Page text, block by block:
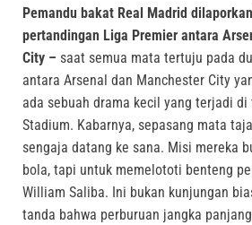
Pemandu bakat Real Madrid
pertandingan Liga Premier antara
City – saat semua mata tertuju pada
antara Arsenal dan Manchester City
ada sebuah drama kecil yang terjadi
Stadium. Kabarnya, sepasang mata
sengaja datang ke sana. Misi mereka
bola, tapi untuk memelototi benteng
William Saliba. Ini bukan kunjungan
tanda bahwa perburuan jangka